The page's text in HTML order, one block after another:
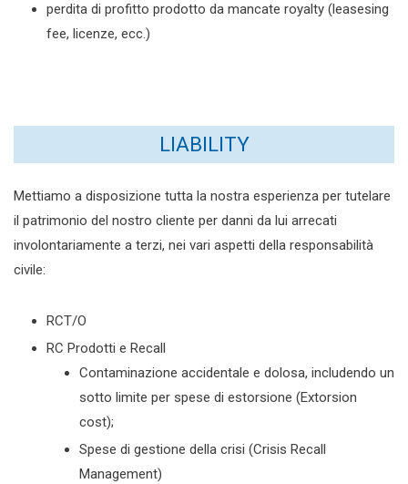
perdita di profitto prodotto da mancate royalty (leasesing
fee, licenze, ecc.)
LIABILITY
Mettiamo a disposizione tutta la nostra esperienza per tutelare
il patrimonio del nostro cliente per danni da lui arrecati
involontariamente a terzi, nei vari aspetti della responsabilità
civile:
RCT/O
RC Prodotti e Recall
Contaminazione accidentale e dolosa, includendo un
sotto limite per spese di estorsione (Extorsion
cost);
Spese di gestione della crisi (Crisis Recall
Management)